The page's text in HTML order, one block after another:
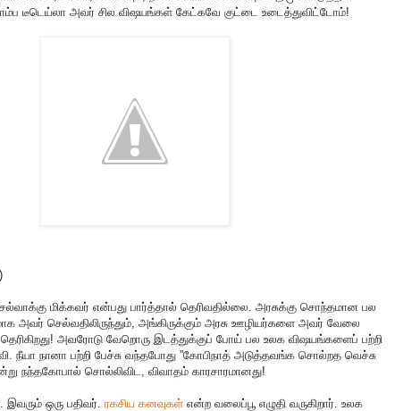
டீடெய்லா அவர் சில விஷயங்கள் கேட்கவே குட்டை உடைத்துவிட்டோம்!
மிக்கவர் என்பது பார்த்தால் தெரிவதில்லை. அரசுக்கு சொந்தமான பல
அவர் செல்வதிலிருந்தும், அங்கிருக்கும் அரசு ஊழியர்களை அவர் வேலை
தெரிகிறது! அவரோடு வேறொரு இடத்துக்குப் போய் பல உலக விஷயங்களைப் பற்றி
நீயா நானா பற்றி பேச்சு வந்தபோது ”கோபிநாத் அடுத்தவங்க சொல்றத வெச்சு
நந்தகோபால் சொல்லிவிட, விவாதம் காரசாரமானது!
இவரும் ஒரு பதிவர். ரகசிய கனவுகள் என்ற வலைப்பூ எழுதி வருகிறார். உலக